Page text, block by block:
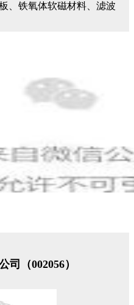
、铁氧体软磁材料、滤波
司（002056）